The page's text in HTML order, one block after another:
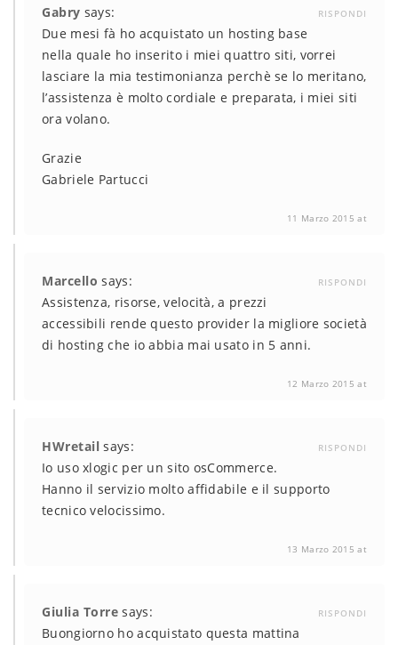
Gabry says: RISPONDI
Due mesi fà ho acquistato un hosting base
nella quale ho inserito i miei quattro siti, vorrei
lasciare la mia testimonianza perchè se lo meritano,
l’assistenza è molto cordiale e preparata, i miei siti
ora volano.
Grazie
Gabriele Partucci
11 Marzo 2015 at
Marcello says: RISPONDI
Assistenza, risorse, velocità, a prezzi
accessibili rende questo provider la migliore società
di hosting che io abbia mai usato in 5 anni.
12 Marzo 2015 at
HWretail says: RISPONDI
Io uso xlogic per un sito osCommerce.
Hanno il servizio molto affidabile e il supporto
tecnico velocissimo.
13 Marzo 2015 at
Giulia Torre says: RISPONDI
Buongiorno ho acquistato questa mattina